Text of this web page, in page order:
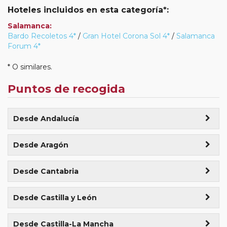
Hoteles incluidos en esta categoría*:
Salamanca:
Bardo Recoletos 4* / Gran Hotel Corona Sol 4* / Salamanca
Forum 4*
* O similares.
Puntos de recogida
Desde Andalucía
parada taxis) 2:00)
Almería (Biblioteca Villaespesa C/ Hermanos Machado)
Andújar (Estación de Autobuses 8:30)
Bailén (Gasolinera El Paso 9:30)
Desde Aragón
+75€
Huesca (Estación Intermodal 5:00)
Teruel (Ronda Ambeles. Los arcos, Puerta Lidl 06:30)
+75€
Desde Cantabria
Torrelavega (Estación de Autobuses (fuera) 07:45)
Desde Castilla y León
Desde Castilla-La Mancha